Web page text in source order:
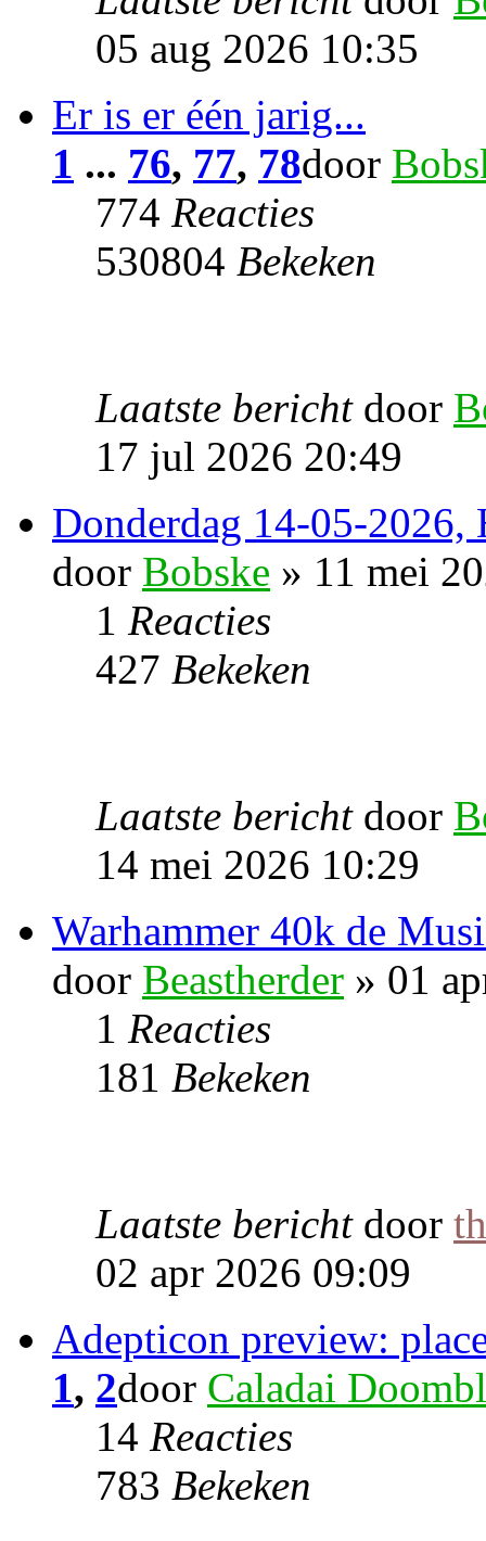
05 aug 2026 10:35
Er is er één jarig...
1 ... 76, 77, 78door
774 Reacties
530804 Bekeken
Laatste bericht door
17 jul 2026 20:49
Donderdag 14-05-2026,
door Bobske » 11 mei
1 Reacties
427 Bekeken
Laatste bericht door
14 mei 2026 10:29
Warhammer 40k de
door Beastherder » 01
1 Reacties
181 Bekeken
Laatste bericht door
02 apr 2026 09:09
Adepticon preview:
1, 2door Caladai
14 Reacties
783 Bekeken